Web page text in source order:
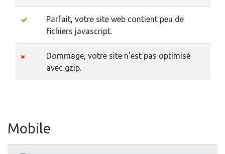
Parfait, votre site web contient peu de
fichiers javascript.
Dommage, votre site n'est pas optimisé
avec gzip.
Mobile